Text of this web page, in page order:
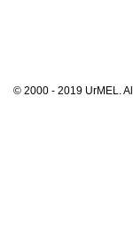
© 2000 - 2019 UrMEL.